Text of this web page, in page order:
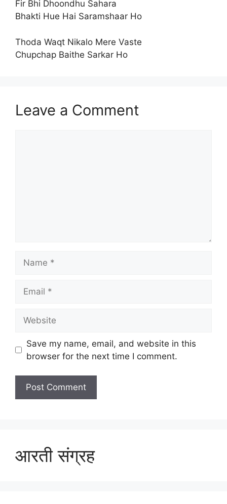
Fir Bhi Dhoondhu Sahara
Bhakti Hue Hai Saramshaar Ho
Thoda Waqt Nikalo Mere Vaste
Chupchap Baithe Sarkar Ho
Leave a Comment
Save my name, email, and website in this
browser for the next time I comment.
आरती संग्रह